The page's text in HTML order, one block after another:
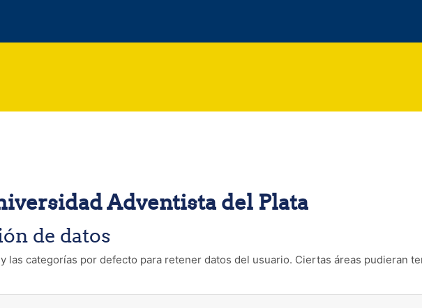
Adventista del Plata
de datos
las categorías por defecto para retener datos del usuario. Ciertas áreas pudieran